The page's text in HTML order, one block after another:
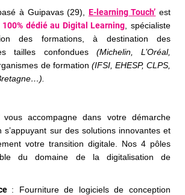
à Guipavas (29), E-learning Touch’ est
dédié au Digital Learning , spécialiste
des formations, à destination des
tailles confondues (Michelin, L’Oréal,
de formation (IFSI, EHESP, CLPS,
vous accompagne dans votre démarche
s’appuyant sur des solutions innovantes et
votre transition digitale. Nos 4 pôles
du domaine de la digitalisation de
: Fourniture de logiciels de conception